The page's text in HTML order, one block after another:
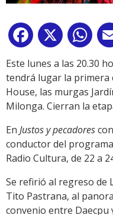
Facebook
X
Este lunes a las 20.30
tendrá lugar la primera
House, las murgas
Milonga. Cierran la
En Justos y pecadores
conductor del programa
Radio Cultura, de 22 a
Se refirió al regreso de
Tito Pastrana, al
convenio entre Daecpu